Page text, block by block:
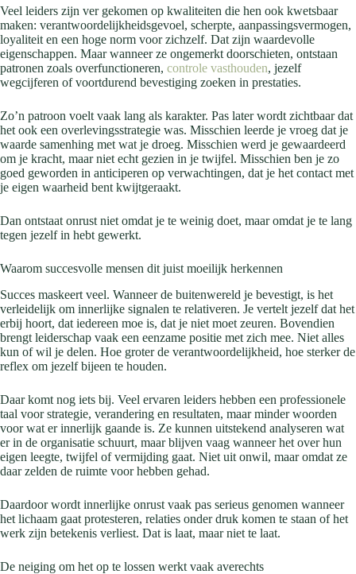
Veel leiders zijn ver gekomen op kwaliteiten die hen ook kwetsbaar
maken: verantwoordelijkheidsgevoel, scherpte, aanpassingsvermogen,
loyaliteit en een hoge norm voor zichzelf. Dat zijn waardevolle
eigenschappen. Maar wanneer ze ongemerkt doorschieten, ontstaan
patronen zoals overfunctioneren, controle vasthouden, jezelf
wegcijferen of voortdurend bevestiging zoeken in prestaties.
Zo’n patroon voelt vaak lang als karakter. Pas later wordt zichtbaar dat
het ook een overlevingsstrategie was. Misschien leerde je vroeg dat je
waarde samenhing met wat je droeg. Misschien werd je gewaardeerd
om je kracht, maar niet echt gezien in je twijfel. Misschien ben je zo
goed geworden in anticiperen op verwachtingen, dat je het contact met
je eigen waarheid bent kwijtgeraakt.
Dan ontstaat onrust niet omdat je te weinig doet, maar omdat je te lang
tegen jezelf in hebt gewerkt.
Waarom succesvolle mensen dit juist moeilijk herkennen
Succes maskeert veel. Wanneer de buitenwereld je bevestigt, is het
verleidelijk om innerlijke signalen te relativeren. Je vertelt jezelf dat het
erbij hoort, dat iedereen moe is, dat je niet moet zeuren. Bovendien
brengt leiderschap vaak een eenzame positie met zich mee. Niet alles
kun of wil je delen. Hoe groter de verantwoordelijkheid, hoe sterker de
reflex om jezelf bijeen te houden.
Daar komt nog iets bij. Veel ervaren leiders hebben een professionele
taal voor strategie, verandering en resultaten, maar minder woorden
voor wat er innerlijk gaande is. Ze kunnen uitstekend analyseren wat
er in de organisatie schuurt, maar blijven vaag wanneer het over hun
eigen leegte, twijfel of vermijding gaat. Niet uit onwil, maar omdat ze
daar zelden de ruimte voor hebben gehad.
Daardoor wordt innerlijke onrust vaak pas serieus genomen wanneer
het lichaam gaat protesteren, relaties onder druk komen te staan of het
werk zijn betekenis verliest. Dat is laat, maar niet te laat.
De neiging om het op te lossen werkt vaak averechts